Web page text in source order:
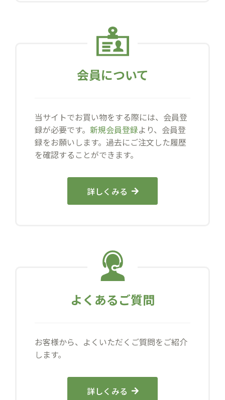
会員について
当サイトでお買い物をする際には、会員登
録が必要です。 新規会員登録より、会員登
録をお願いします。過去にご注文した履歴
を確認することができます。
詳しくみる
よくあるご質問
お客様から、よくいただくご質問をご紹介
します。
詳しくみる